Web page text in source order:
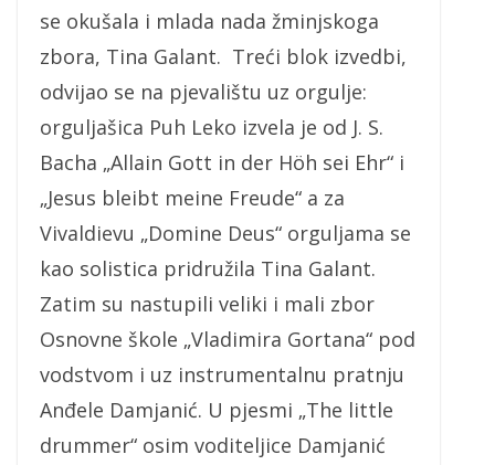
se okušala i mlada nada žminjskoga
zbora, Tina Galant. Treći blok izvedbi,
odvijao se na pjevalištu uz orgulje:
orguljašica Puh Leko izvela je od J. S.
Bacha „Allain Gott in der Höh sei Ehr“ i
„Jesus bleibt meine Freude“ a za
Vivaldievu „Domine Deus“ orguljama se
kao solistica pridružila Tina Galant.
Zatim su nastupili veliki i mali zbor
Osnovne škole „Vladimira Gortana“ pod
vodstvom i uz instrumentalnu pratnju
Anđele Damjanić. U pjesmi „The little
drummer“ osim voditeljice Damjanić